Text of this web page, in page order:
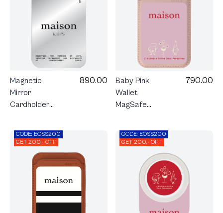
Magnetic
Mirror
Cardholder
maison
KEEPS The
Fundamental
890.00
Baby Pink
Wallet
MagSafe
KEEPS The
Chemistry
790.00
CODE: EOSS200
GET 200.- OFF
CODE: EOSS200
GET 200.- OFF